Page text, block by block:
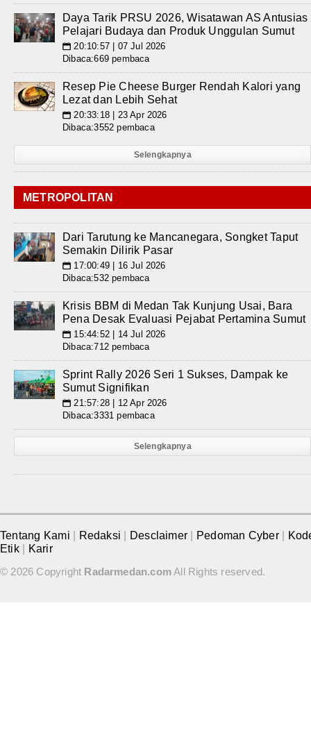
Daya Tarik PRSU 2026, Wisatawan AS Antusias
Pelajari Budaya dan Produk Unggulan Sumut
📅 20:10:57 | 07 Jul 2026
Dibaca:669 pembaca
Resep Pie Cheese Burger Rendah Kalori yang
Lezat dan Lebih Sehat
📅 20:33:18 | 23 Apr 2026
Dibaca:3552 pembaca
Selengkapnya
METROPOLITAN
Dari Tarutung ke Mancanegara, Songket Taput
Semakin Dilirik Pasar
📅 17:00:49 | 16 Jul 2026
Dibaca:532 pembaca
Krisis BBM di Medan Tak Kunjung Usai, Bara
Pena Desak Evaluasi Pejabat Pertamina Sumut
📅 15:44:52 | 14 Jul 2026
Dibaca:712 pembaca
Sprint Rally 2026 Seri 1 Sukses, Dampak ke
Sumut Signifikan
📅 21:57:28 | 12 Apr 2026
Dibaca:3331 pembaca
Selengkapnya
Tentang Kami Redaksi Desclaimer Pedoman Cyber
Etik
Karir
© 2026 Copyright Radarmedan.comAll Rights reserved.